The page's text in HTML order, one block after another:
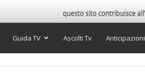
Guida TV Ascolti Tv